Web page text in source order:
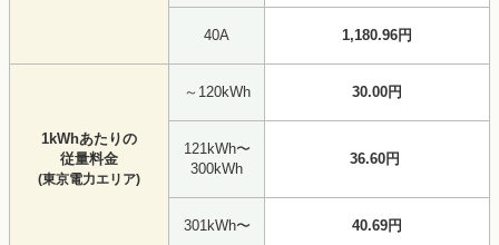
40A 1,180.96円
1kWhあたりの
従量料金
(東京電力エリア)
～120kWh 30.00円
121kWh〜
300kWh
36.60円
301kWh〜 40.69円